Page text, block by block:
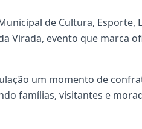
de Cultura, Esporte,
Virada, evento que marca
um momento de
famílias, visitantes e